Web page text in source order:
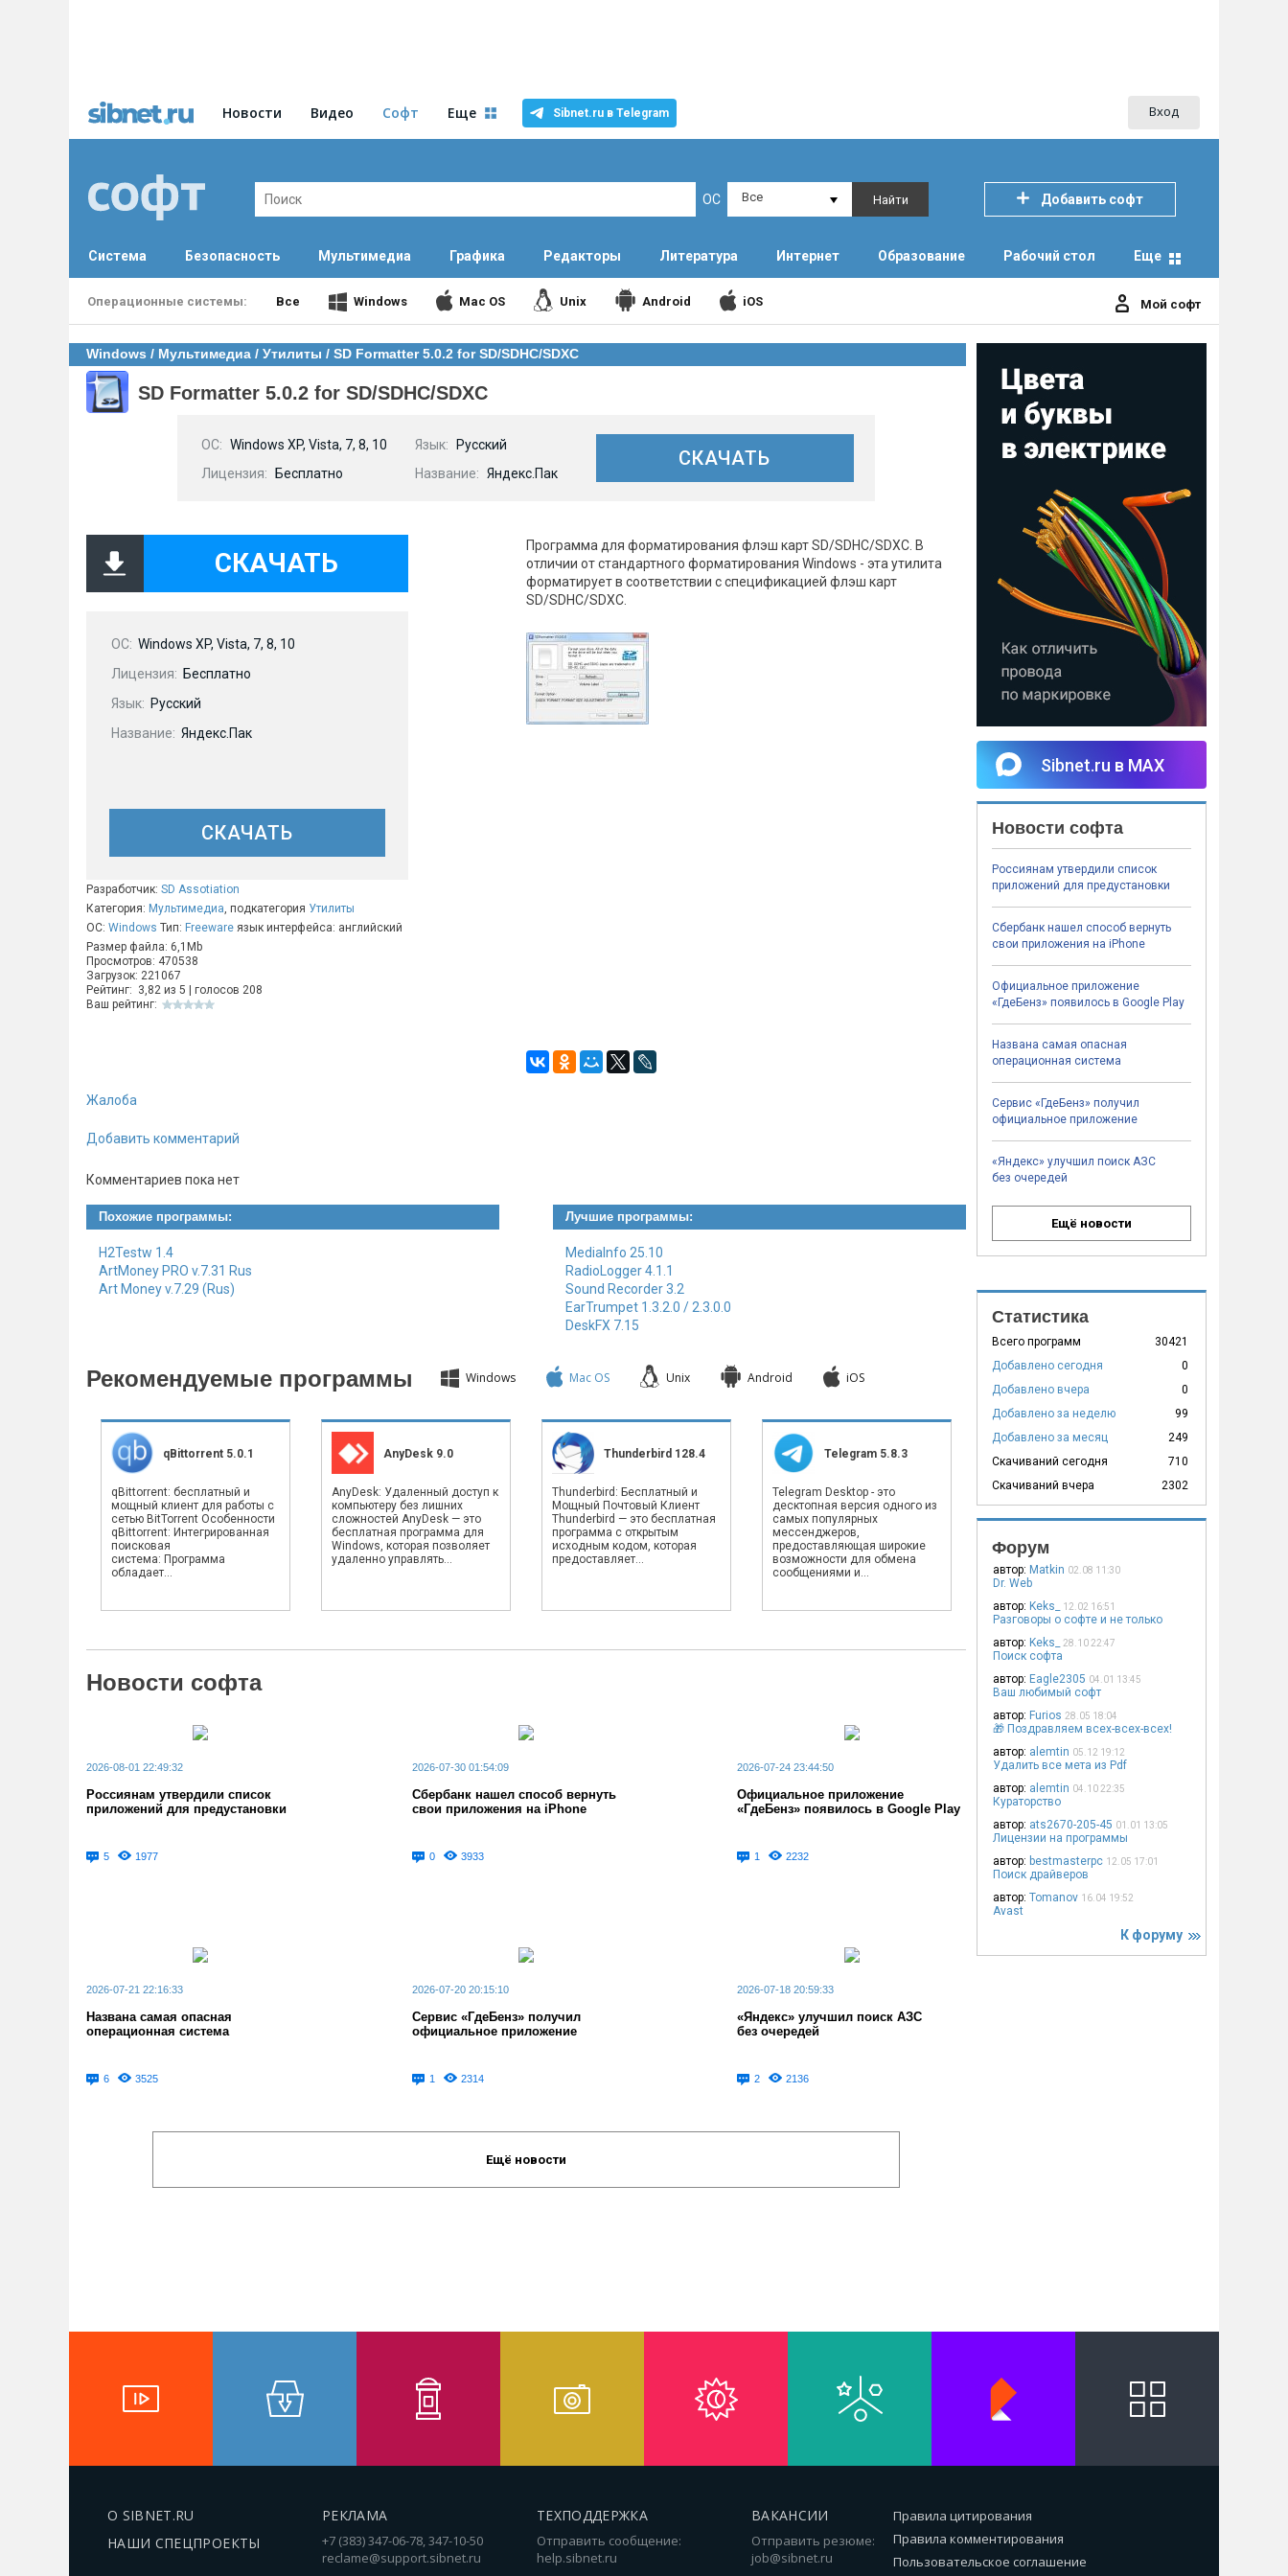
Новости Видео Софт Еще Sibnet.ru в Telegram Вход
ОС Все Найти Добавить софт
Система Безопасность Мультимедиа Графика Редакторы Литература Интернет Образование Рабочий стол Еще
Все Windows Mac OS Unix Android iOS Мой софт
Windows / Мультимедиа / Утилиты / SD Formatter 5.0.2 for SD/SDHC/SDXC
SD Formatter 5.0.2 for SD/SDHC/SDXC
СКАЧАТЬ
OC: Windows XP, Vista, 7, 8, 10
Лицензия:
Бесплатно
Язык:
Русский
Название: Яндекс.Пак
Программа для форматирования флэш карт SD/SDHC/SDXC. В
отличии от стандартного форматирования Windows - эта утилита
форматирует в соответствии с спецификацией флэш карт
SD/SDHC/SDXC.
СКАЧАТЬ
СКАЧАТЬ
OC: Windows XP, Vista, 7, 8, 10
Лицензия: Бесплатно
Язык: Русский
Название: Яндекс.Пак
Разработчик: SD Assotiation
Категория: Мультимедиа, подкатегория Утилиты
ОС: Windows Тип: Freeware язык интерфейса: английский
Размер файла: 6,1Mb
Просмотров: 470538
Загрузок: 221067
Рейтинг: 3,82 из 5 | голосов 208
Ваш рейтинг:
Жалоба
Добавить комментарий
Комментариев пока нет
Похожие программы:
H2Testw 1.4
ArtMoney PRO v.7.31 Rus
Art Money v.7.29 (Rus)
Лучшие программы:
MediaInfo 25.10
RadioLogger 4.1.1
Sound Recorder 3.2
EarTrumpet 1.3.2.0 / 2.3.0.0
DeskFX 7.15
Рекомендуемые программы Windows Mac OS Unix Android iOS
qBittorrent 5.0.1
qBittorrent: бесплатный и
мощный клиент для работы с
сетью BitTorrent Особенности
qBittorrent: Интегрированная
поисковая
система: Программа
обладает...
AnyDesk 9.0
AnyDesk: Удаленный доступ к
компьютеру без лишних
сложностей AnyDesk — это
бесплатная программа для
Windows, которая позволяет
удаленно управлять...
Thunderbird 128.4
Thunderbird: Бесплатный и
Мощный Почтовый Клиент
Thunderbird — это бесплатная
программа с открытым
исходным кодом, которая
предоставляет...
Telegram 5.8.3
Telegram Desktop - это
десктопная версия одного из
самых популярных
мессенджеров,
предоставляющая широкие
возможности для обмена
сообщениями и...
Новости софта
2026-08-01 22:49:32
Россиянам утвердили список
приложений для предустановки
5 1977
2026-07-30 01:54:09
Сбербанк нашел способ вернуть
свои приложения на iPhone
0 3933
2026-07-24 23:44:50
Официальное приложение
«ГдеБенз» появилось в Google Play
1 2232
2026-07-21 22:16:33
Названа самая опасная
операционная система
6 3525
2026-07-20 20:15:10
Сервис «ГдеБенз» получил
официальное приложение
1 2314
2026-07-18 20:59:33
«Яндекс» улучшил поиск АЗС
без очередей
2 2136
Ещё новости
Sibnet.ru в MAX
Новости софта
Россиянам утвердили список
приложений для предустановки
Сбербанк нашел способ вернуть
свои приложения на iPhone
Официальное приложение
«ГдеБенз» появилось в Google Play
Названа самая опасная
операционная система
Сервис «ГдеБенз» получил
официальное приложение
«Яндекс» улучшил поиск АЗС
без очередей
Ещё новости
Статистика
Всего программ
30421
Добавлено сегодня
0
Добавлено вчера
0
Добавлено за неделю
99
Добавлено за месяц
249
Скачиваний сегодня
710
Скачиваний вчера
2302
Форум
автор: Matkin 02.08 11:30
Dr. Web
автор: Keks_ 12.02 16:51
Разговоры о софте и не только
автор: Keks_ 28.10 22:47
Поиск софта
автор: Eagle2305 04.01 13:45
Ваш любимый софт
автор: Furios 28.05 18:04
🎁 Поздравляем всех-всех-всех!
автор: alemtin 05.12 19:12
Удалить все мета из Pdf
автор: alemtin 04.10 22:35
Кураторство
автор: ats2670-205-45 01.01 13:05
Лицензии на программы
автор: bestmasterpc 12.05 17:01
Поиск драйверов
автор: Tomanov 16.04 19:52
Avast
К форуму
О SIBNET.RU
НАШИ СПЕЦПРОЕКТЫ
РЕКЛАМА
+7 (383) 347-06-78, 347-10-50
reclame@support.sibnet.ru
ТЕХПОДДЕРЖКА
Отправить сообщение:
help.sibnet.ru
ВАКАНСИИ
Отправить резюме:
job@sibnet.ru
Правила цитирования
Правила комментирования
Пользовательское соглашение